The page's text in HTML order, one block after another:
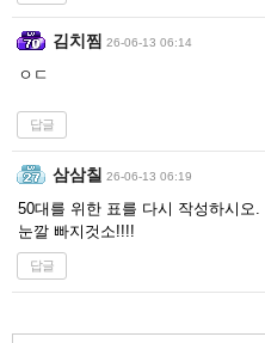
김치찜 26-06-13 06:14
ㅇㄷ
답글
삼삼칠 26-06-13 06:19
50대를 위한 표를 다시 작성하시오.
눈깔 빠지것소!!!!
답글